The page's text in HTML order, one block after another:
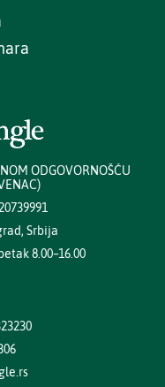
ODGOVORNOŠĆU
Srbija
8.00–16.00